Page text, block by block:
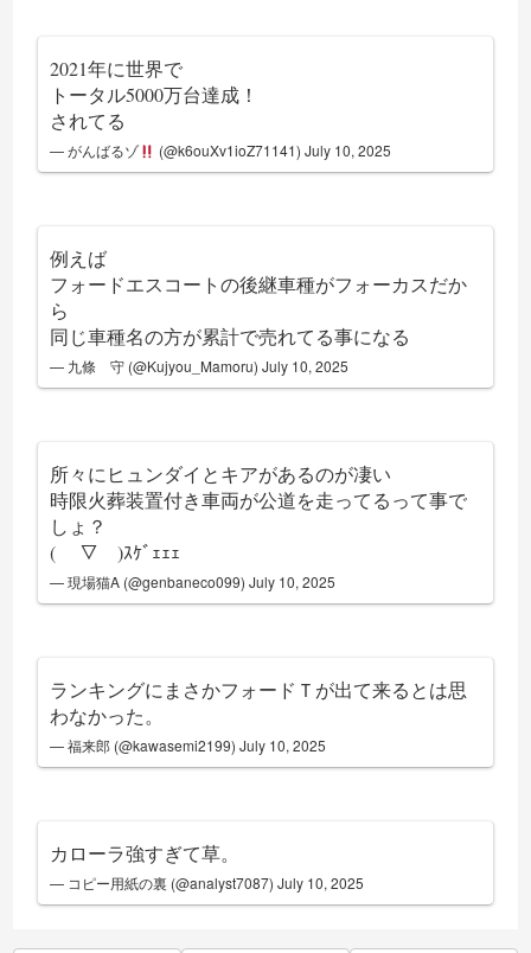
2021年に世界で
トータル5000万台達成！
されてる
— がんばるゾ (@k6ouXv1ioZ71141) July 10, 2025
例えば
フォードエスコートの後継車種がフォーカスだか
ら
同じ車種名の方が累計で売れてる事になる
— 九條 守 (@Kujyou_Mamoru)July 10, 2025
所々にヒュンダイとキアがあるのが凄い
時限火葬装置付き車両が公道を走ってるって事で
しょ？
( ￣▽￣)ｽｹﾞｪｪｪ
— 現場猫A (@genbaneco099)July 10, 2025
ランキングにまさかフォードＴが出て来るとは思
わなかった。
— 福来郎 (@kawasemi2199)July 10, 2025
カローラ強すぎて草。
— コピー用紙の裏 (@analyst7087)July 10, 2025